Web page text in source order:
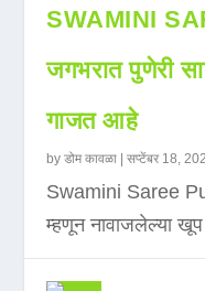
SWAMINI
जगभरात पुणेरी
गाजत आहे
byडोम कावळा |सप्टेंबर 18,
Swamini Saree
म्हणून नावाजलेल्या